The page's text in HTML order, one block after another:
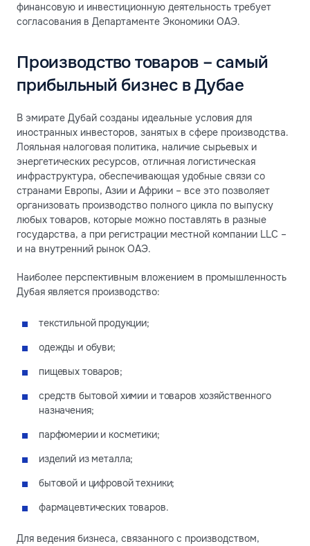
финансовую и инвестиционную деятельность требует
согласования в Департаменте Экономики ОАЭ.
Производство товаров – самый
прибыльный бизнес в Дубае
В эмирате Дубай созданы идеальные условия для
иностранных инвесторов, занятых в сфере производства.
Лояльная налоговая политика, наличие сырьевых и
энергетических ресурсов, отличная логистическая
инфраструктура, обеспечивающая удобные связи со
странами Европы, Азии и Африки – все это позволяет
организовать производство полного цикла по выпуску
любых товаров, которые можно поставлять в разные
государства, а при регистрации местной компании LLC –
и на внутренний рынок ОАЭ.
Наиболее перспективным вложением в промышленность
Дубая является производство:
текстильной продукции;
одежды и обуви;
пищевых товаров;
средств бытовой химии и товаров хозяйственного
назначения;
парфюмерии и косметики;
изделий из металла;
бытовой и цифровой техники;
фармацевтических товаров.
Для ведения бизнеса, связанного с производством,